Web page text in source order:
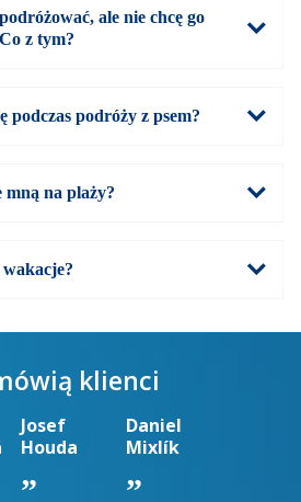
ale nie chcę go
z tym?
podczas podróży z psem?
mną na plaży?
klienci
Josef
Houda
Daniel
Mixlík